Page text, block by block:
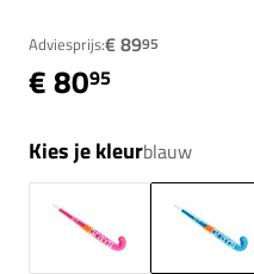
Adviesprijs:€ 8995
€ 8095
Kies je kleurblauw